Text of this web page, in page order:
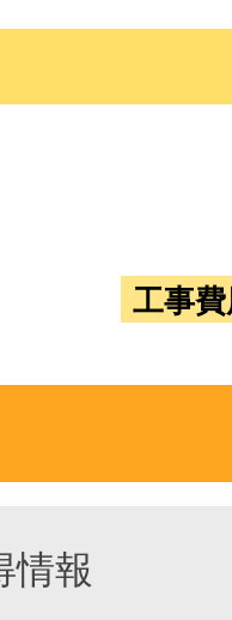
工事
情報